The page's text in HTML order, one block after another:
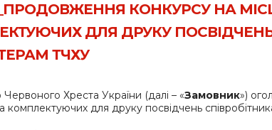
КОНКУРСУ НА
ДЛЯ ДРУКУ
ТЧХУ
Хреста України (далі – «Замовник»)
комплектуючих для друку посвідчень